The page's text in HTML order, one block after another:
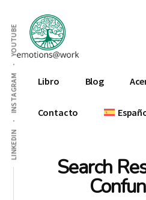
main
content
primary
sidebar
footer
Additional
menu
LINKEDIN
INSTAGRAM
YOUTUBE
Emotions
At
Work
Libro Blog
Contacto
Search